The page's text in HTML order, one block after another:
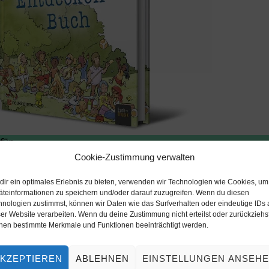
Cookie-Zustimmung verwalten
ein optimales Erlebnis zu bieten, verwenden wir Technologien wie Cookies, um
zu speichern und/oder darauf zuzugreifen. Wenn du diesen
zustimmst, können wir Daten wie das Surfverhalten oder eindeutige IDs
Website verarbeiten. Wenn du deine Zustimmung nicht erteilst oder
bestimmte Merkmale und Funktionen beeinträchtigt werden.
ABLEHNEN EINSTELLUNGEN
…
ihn spielerisch entdecken möchten
auftanken wollen
können, z.B. Patinnen und Paten oder Großeltern.
andere Familiengottesdienste in Gemeinden